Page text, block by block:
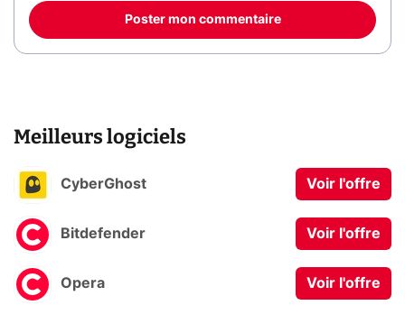
Poster mon commentaire
Meilleurs logiciels
CyberGhost Voir l'offre
Bitdefender Voir l'offre
Opera Voir l'offre